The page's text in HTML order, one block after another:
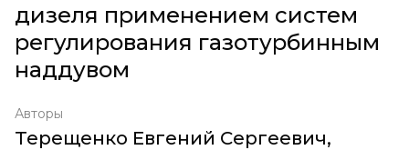
дизеля применением систем
регулирования газотурбинным
наддувом
Авторы
Терещенко Евгений Сергеевич,